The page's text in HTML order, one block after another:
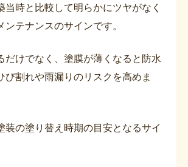
当時と比較して明らかにツヤがなく
ンテナンスのサインです。
だけでなく、塗膜が薄くなると防水
び割れや雨漏りのリスクを高めま
装の塗り替え時期の目安となるサイ